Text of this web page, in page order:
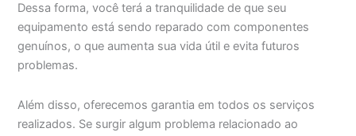
Dessa forma, você terá a tranquilidade de que seu
equipamento está sendo reparado com componentes
genuínos, o que aumenta sua vida útil e evita futuros
problemas.
Além disso, oferecemos garantia em todos os serviços
realizados. Se surgir algum problema relacionado ao